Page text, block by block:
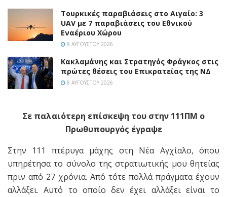
Τουρκικές παραβιάσεις στο Αιγαίο: 3
UAV με 7 παραβιάσεις του Εθνικού
Εναέριου Χώρου
8 ΑΥΓΟΎΣΤΟΥ 2026
Κακλαμάνης και Στρατηγός Φράγκος στις
πρώτες θέσεις του Επικρατείας της ΝΔ
8 ΑΥΓΟΎΣΤΟΥ 2026
Σε παλαιότερη επίσκεψη του στην 111ΠΜ ο
Πρωθυπουργός έγραψε
Στην 111 πτέρυγα μάχης στη Νέα Αγχίαλο, όπου
υπηρέτησα το σύνολο της στρατιωτικής μου θητείας
πριν από 27 χρόνια. Από τότε πολλά πράγματα έχουν
αλλάξει. Αυτό το οποίο δεν έχει αλλάξει είναι το